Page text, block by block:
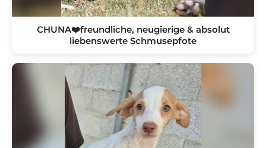
CHUNA❤️freundliche, neugierige & absolut
liebenswerte Schmusepfote